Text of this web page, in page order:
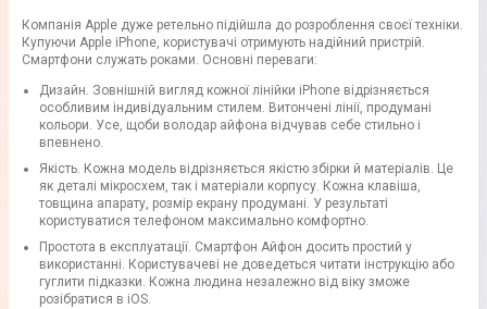
Компанія Apple дуже ретельно підійшла до розроблення своєї техніки.
Купуючи Apple iPhone, користувачі отримують надійний пристрій.
Смартфони служать роками. Основні переваги:
Дизайн. Зовнішній вигляд кожної лінійки iPhone відрізняється
особливим індивідуальним стилем. Витончені лінії, продумані
кольори. Усе, щоби володар айфона відчував себе стильно і
впевнено.
Якість. Кожна модель відрізняється якістю збірки й матеріалів. Це
як деталі мікросхем, так і матеріали корпусу. Кожна клавіша,
товщина апарату, розмір екрану продумані. У результаті
користуватися телефоном максимально комфортно.
Простота в експлуатації. Смартфон Айфон досить простий у
використанні. Користувачеві не доведеться читати інструкцію або
гуглити підказки. Кожна людина незалежно від віку зможе
розібратися в iOS.